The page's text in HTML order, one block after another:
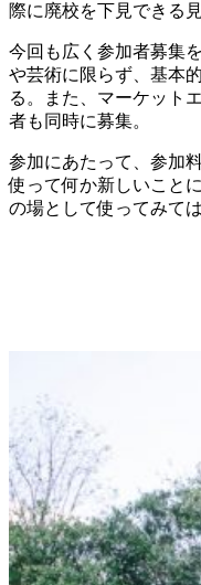
際に廃校を下見できる
今回も広く参加者募集
や芸術に限らず、基本
る。また、マーケット
者も同時に募集。
参加にあたって、参加
使って何か新しいこと
の場として使ってみて